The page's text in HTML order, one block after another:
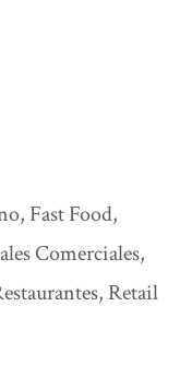
, Fast Food,
Comerciales,
, Retail